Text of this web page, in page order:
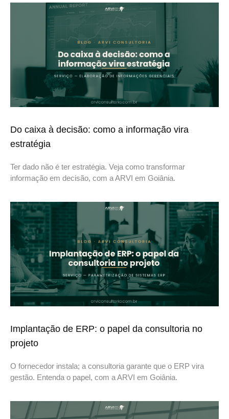
Do caixa à decisão: como a informação vira
estratégia
Ter dado não é ter estratégia. Veja como transformar
informação em decisão, com a ARVI em Goiânia.
Implantação de ERP: o papel da consultoria no
projeto
O fornecedor instala; a consultoria garante que o ERP vira
gestão. Entenda o papel, com a ARVI em Goiânia.